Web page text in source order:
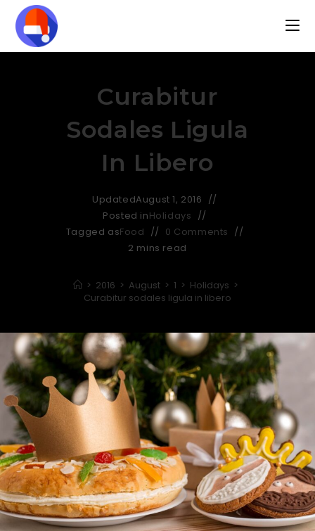
Curabitur
Sodales Ligula
In Libero
UpdatedAugust 1, 2016
Posted inHolidays
Tagged asFood
0 Comments
2 mins read
> 2016 > August > 1 > Holidays >
Curabitur sodales ligula in libero